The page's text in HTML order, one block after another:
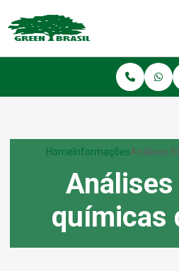
HomeInformaçõesAnálises
químicas